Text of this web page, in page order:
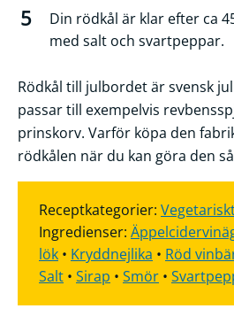
Din rödkål är klar efter ca
med salt och svartpeppar.
Rödkål till julbordet är svensk
passar till exempelvis
prinskorv. Varför köpa den
rödkålen när du kan göra den
Receptkategorier:
Ingredienser:
lök • Kryddnejlika • Röd
Salt • Sirap • Smör •